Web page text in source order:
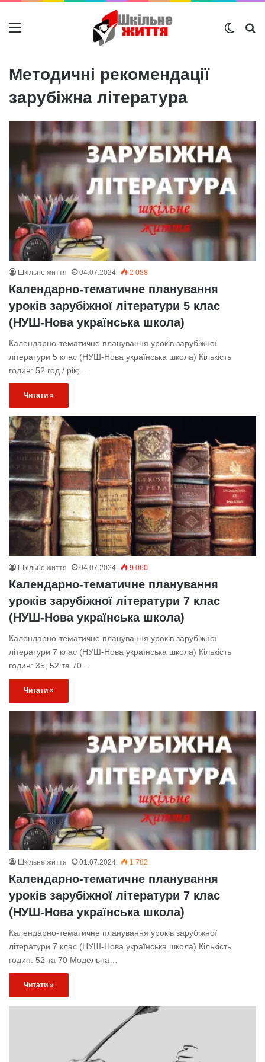
Меню
Методичні рекомендації
зарубіжна література
Шкільне життя 04.07.2024 2 088
Календарно-тематичне планування
уроків зарубіжної літератури 5 клас
(НУШ-Нова українська школа)
Календарно-тематичне планування уроків зарубіжної
літератури 5 клас (НУШ-Нова українська школа) Кількість
годин: 52 год / рік;…
Читати »
Шкільне життя 04.07.2024 9 060
Календарно-тематичне планування
уроків зарубіжної літератури 7 клас
(НУШ-Нова українська школа)
Календарно-тематичне планування уроків зарубіжної
літератури 7 клас (НУШ-Нова українська школа) Кількість
годин: 35, 52 та 70…
Читати »
Шкільне життя 01.07.2024 1 782
Календарно-тематичне планування
уроків зарубіжної літератури 7 клас
(НУШ-Нова українська школа)
Календарно-тематичне планування уроків зарубіжної
літератури 7 клас (НУШ-Нова українська школа) Кількість
годин: 52 та 70 Модельна…
Читати »